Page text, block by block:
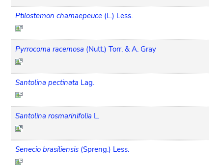
Ptilostemon chamaepeuce (L.) Less.
Pyrrocoma racemosa (Nutt.) Torr. & A. Gray
Santolina pectinata Lag.
Santolina rosmarinifolia L.
Senecio brasiliensis (Spreng.) Less.